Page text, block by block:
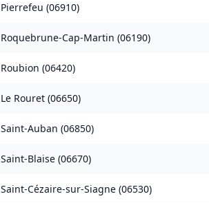
Pierrefeu (06910)
Roquebrune-Cap-Martin (06190)
Roubion (06420)
Le Rouret (06650)
Saint-Auban (06850)
Saint-Blaise (06670)
Saint-Cézaire-sur-Siagne (06530)